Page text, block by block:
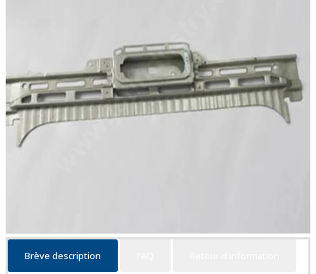
Brève description